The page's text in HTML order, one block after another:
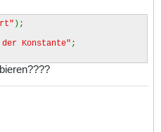
);
Konstante" ;